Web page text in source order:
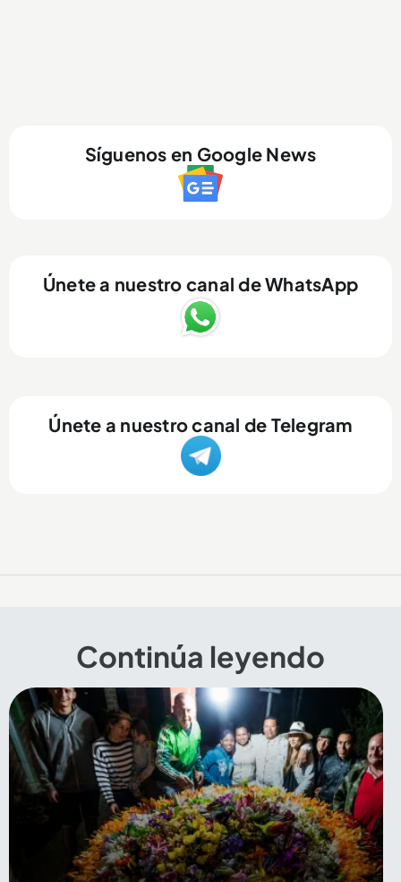
Síguenos en Google News
Únete a nuestro canal de WhatsApp
Únete a nuestro canal de Telegram
Continúa leyendo